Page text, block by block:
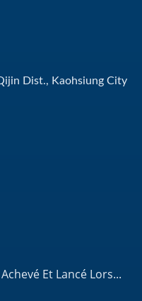
Dist., Kaohsiung City
Et Lancé Lors...